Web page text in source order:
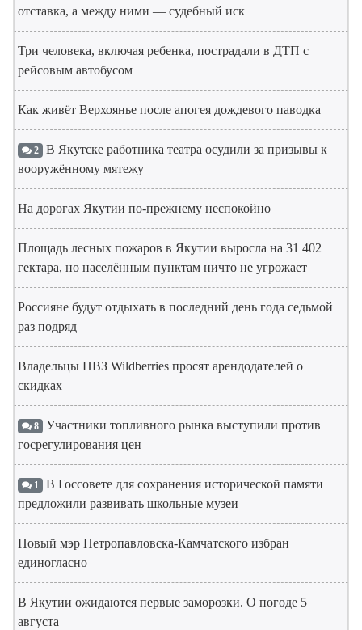
отставка, а между ними — судебный иск
Три человека, включая ребенка, пострадали в ДТП с
рейсовым автобусом
Как живёт Верхоянье после апогея дождевого паводка
2 В Якутске работника театра осудили за призывы к
вооружённому мятежу
На дорогах Якутии по-прежнему неспокойно
Площадь лесных пожаров в Якутии выросла на 31 402
гектара, но населённым пунктам ничто не угрожает
Россияне будут отдыхать в последний день года седьмой
раз подряд
Владельцы ПВЗ Wildberries просят арендодателей о
скидках
8 Участники топливного рынка выступили против
госрегулирования цен
1 В Госсовете для сохранения исторической памяти
предложили развивать школьные музеи
Новый мэр Петропавловска-Камчатского избран
единогласно
В Якутии ожидаются первые заморозки. О погоде 5
августа